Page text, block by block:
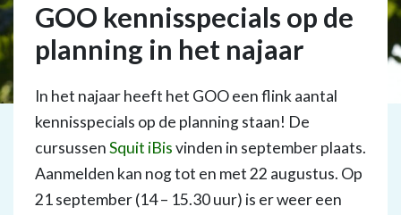
GOO kennisspecials op de
planning in het najaar
In het najaar heeft het GOO een flink aantal
kennisspecials op de planning staan! De
cursussenSquit iBisvinden in september plaats.
Aanmelden kan nog tot en met 22 augustus. Op
21 september (14 – 15.30 uur) is er weer een